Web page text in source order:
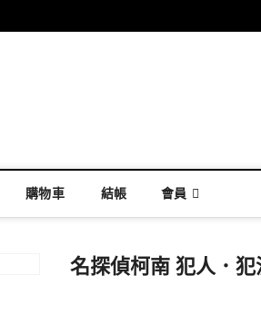
購物車 結帳 會員
名探偵柯南 犯人．